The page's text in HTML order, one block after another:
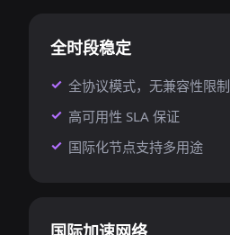
全时段稳定
全协议模式，无兼容性限制
高可用性 SLA 保证
国际化节点支持多用途